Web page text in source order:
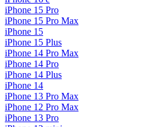
iPhone 15 Pro
iPhone 15 Pro Max
iPhone 15
iPhone 15 Plus
iPhone 14 Pro Max
iPhone 14 Pro
iPhone 14 Plus
iPhone 14
iPhone 13 Pro Max
iPhone 12 Pro Max
iPhone 13 Pro